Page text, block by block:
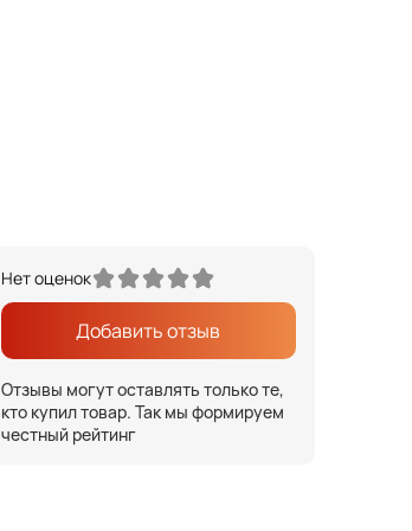
Нет оценок
Добавить отзыв
Отзывы могут оставлять только те,
кто купил товар. Так мы формируем
честный рейтинг